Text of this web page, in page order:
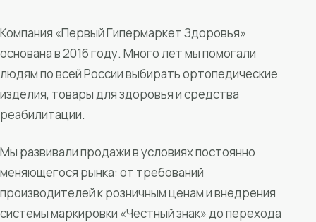
Компания «Первый Гипермаркет Здоровья»
основана в 2016 году. Много лет мы помогали
людям по всей России выбирать ортопедические
изделия, товары для здоровья и средства
реабилитации.
Мы развивали продажи в условиях постоянно
меняющегося рынка: от требований
производителей к розничным ценам и внедрения
системы маркировки «Честный знак» до перехода